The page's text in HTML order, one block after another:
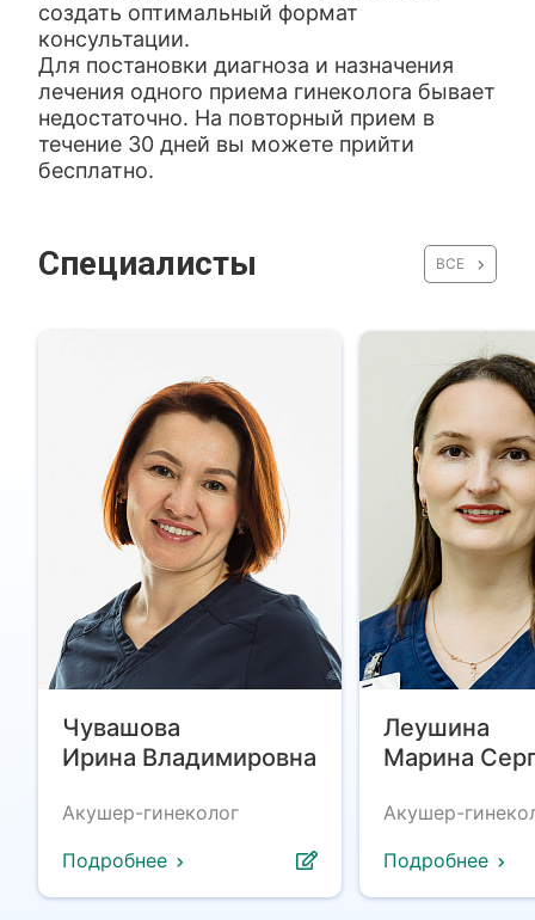
создать оптимальный формат
консультации.
Для постановки диагноза и назначения
лечения одного приема гинеколога бывает
недостаточно. На повторный прием в
течение 30 дней вы можете прийти
бесплатно.
Специалисты ВСЕ
Чувашова
Ирина Владимировна
Акушер-гинеколог
Подробнее
Леушина
Марина
Акушер-
Подробнее